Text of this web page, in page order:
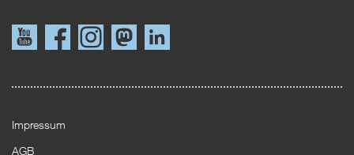
Link
YouTube
Link
Facebook
InstagramMastodonLinkedIn
Impressum
AGB